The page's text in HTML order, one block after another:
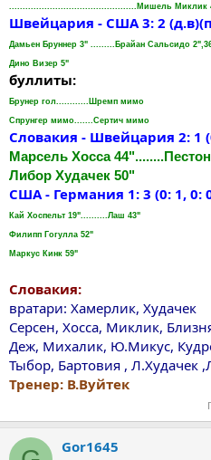
...............................................Мишель Mиклик
Швейцария - США 3: 2
Дамьен Бруннер 3" .........Брайан Сальсидо
Дино Визер 5"
буллиты:
Брунер гол............Шремп мимо
Спрунгер мимо.......Сертич мимо
Словакия - Швейцария 2: 1
Марсель Хосса
Либор Худачек 50"
США - Германия 1: 3 (0: 1, 0:
Кай Хоспельт 19"..........Лаш 43"
Филипп Гогулла 52"
Маркус Кинк 59"
Словакия:
вратари: Хамерлик, Худачек
Серсен, Хосса, Миклик,
Деж, Михалик, Ю.Микус,
Тыбор, Бартовия , Л.Худачек
Тренер: В.Вуйтек
Gor1645